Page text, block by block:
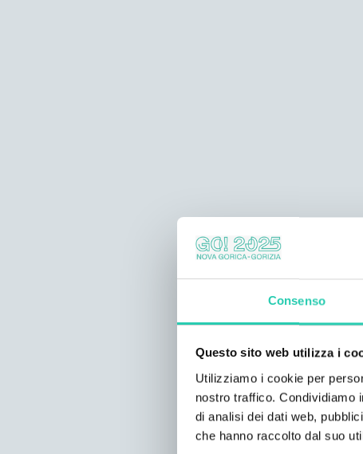
Consenso
Questo sito web utilizza i
Utilizziamo i cookie per
nostro traffico. Condividiamo
di analisi dei dati web,
che hanno raccolto dal suo